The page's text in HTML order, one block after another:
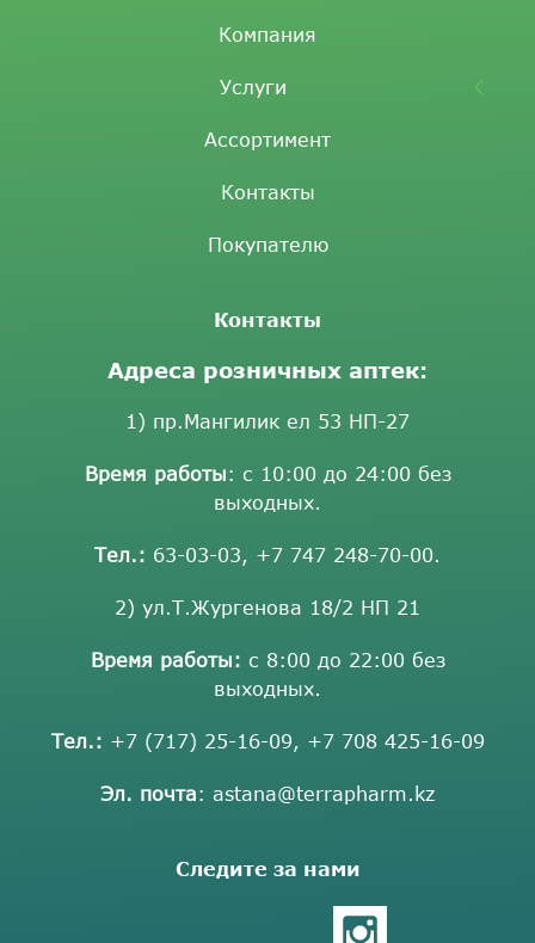
Компания
Услуги
Ассортимент
Контакты
Покупателю
Контакты
Адреса розничных аптек:
1) пр.Мангилик ел 53 НП-27
Время работы: с 10:00 до 24:00 без
выходных.
Тел.: 63-03-03, +7 747 248-70-00.
2) ул.Т.Жургенова 18/2 НП 21
Время работы: с 8:00 до 22:00 без
выходных.
Тел.: +7 (717) 25-16-09, +7 708 425-16-09
Эл. почта: astana@terrapharm.kz
Следите за нами